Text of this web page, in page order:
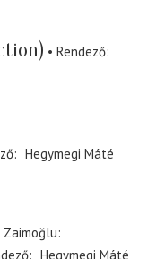
Rendező
Hegymegi Máté
Zaimoğlu
Hegymegi Máté